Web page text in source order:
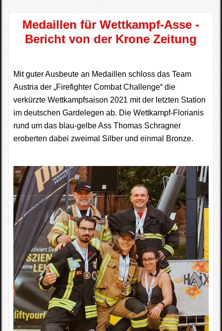
Medaillen für Wettkampf-Asse -
Bericht von der Krone Zeitung
Mit guter Ausbeute an Medaillen schloss das Team
Austria der „Firefighter Combat Challenge“ die
verkürzte Wettkampfsaison 2021 mit der letzten Station
im deutschen Gardelegen ab. Die Wettkampf-Florianis
rund um das blau-gelbe Ass Thomas Schragner
eroberten dabei zweimal Silber und einmal Bronze.